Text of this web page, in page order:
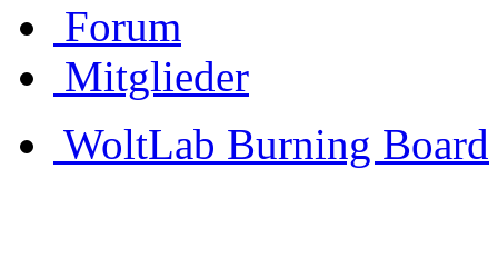
Forum
Mitglieder
WoltLab Burning Board